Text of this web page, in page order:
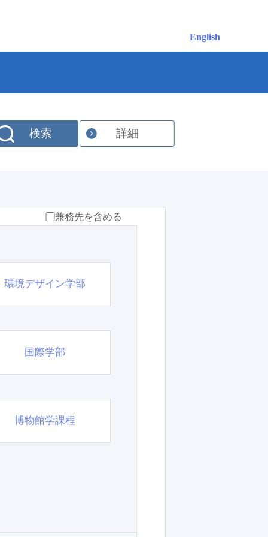
English
検索 詳細
兼務先を含める
環境デザイン学部
国際学部
博物館学課程